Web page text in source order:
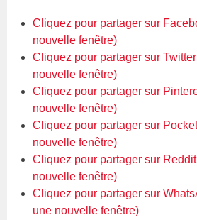
Cliquez pour partager sur
nouvelle fenêtre)
Cliquez pour partager sur
nouvelle fenêtre)
Cliquez pour partager sur
nouvelle fenêtre)
Cliquez pour partager sur
nouvelle fenêtre)
Cliquez pour partager sur
nouvelle fenêtre)
Cliquez pour partager sur
une nouvelle fenêtre)